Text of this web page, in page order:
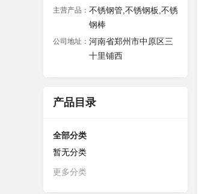
主营产品： 不锈钢管,不锈钢板,不锈
钢棒
公司地址： 河南省郑州市中原区三
十里铺西
产品目录
全部分类
暂无分类
更多分类